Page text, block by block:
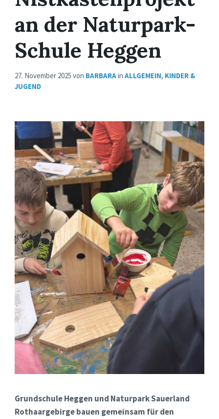
an der Naturpark-
Schule Heggen
27. November 2025 von BARBARAin ALLGEMEIN, KINDER &
JUGEND
Grundschule Heggen und Naturpark Sauerland
Rothaargebirge bauen gemeinsam für den